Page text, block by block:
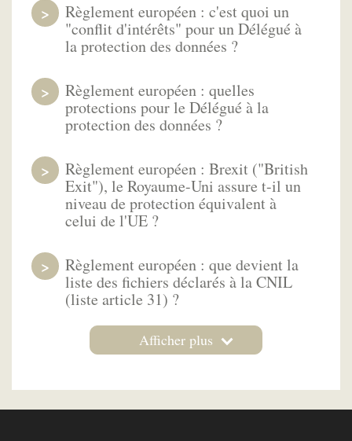
Règlement européen : c'est quoi un
"conflit d'intérêts" pour un Délégué à
la protection des données ?
Règlement européen : quelles
protections pour le Délégué à la
protection des données ?
Règlement européen : Brexit ("British
Exit"), le Royaume-Uni assure t-il un
niveau de protection équivalent à
celui de l'UE ?
Règlement européen : que devient la
liste des fichiers déclarés à la CNIL
(liste article 31) ?
Afficher plus